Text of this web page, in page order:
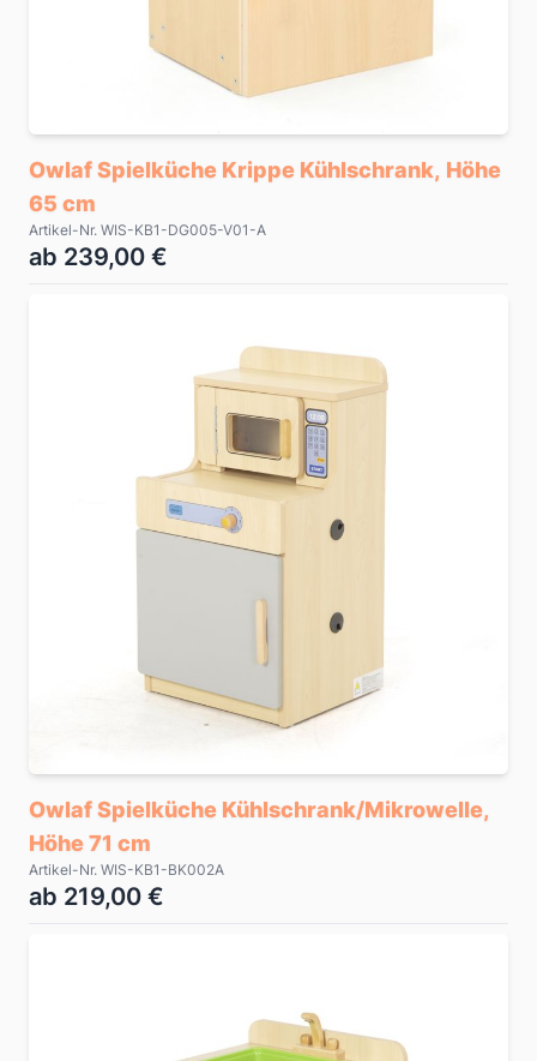
Owlaf Spielküche Krippe Kühlschrank, Höhe
65 cm
Artikel-Nr. WIS-KB1-DG005-V01-A
ab 239,00 €
Owlaf Spielküche Kühlschrank/Mikrowelle,
Höhe 71 cm
Artikel-Nr. WIS-KB1-BK002A
ab 219,00 €